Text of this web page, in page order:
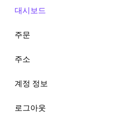
대시보드
주문
주소
계정 정보
로그아웃